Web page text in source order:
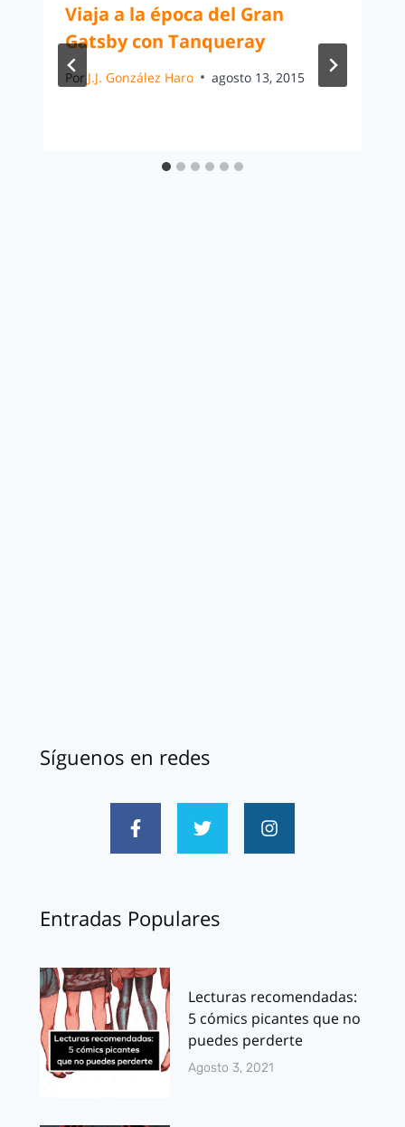
Viaja a la época del Gran
Gatsby con Tanqueray
Por J.J. González Haro agosto 13, 2015
Síguenos en redes
Entradas Populares
Lecturas recomendadas:
5 cómics picantes que no
puedes perderte
Agosto 3, 2021